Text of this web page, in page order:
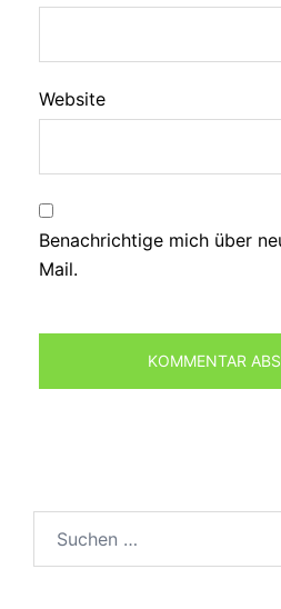
Website
Benachrichtige mich über
Mail.
nach: